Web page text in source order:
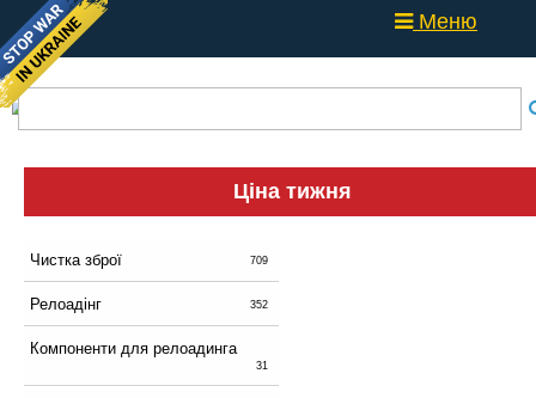
Меню
Ціна тижня
Чистка зброї 709
Релоадінг 352
Компоненти для релоадинга
31